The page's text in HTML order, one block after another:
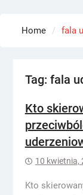
Home fala
Tag: fala
Kto
10 kwietnia,
Kto